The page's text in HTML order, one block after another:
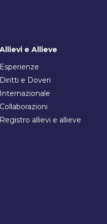
Allievi e Allieve
Esperienze
Diritti e Doveri
Internazionale
Collaborazioni
Registro allievi e allieve